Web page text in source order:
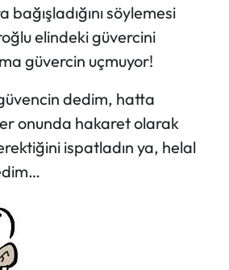
söylemesi
elindeki güvercini
güvercin uçmuyor!
dedim, hatta
onunda hakaret olarak
ispatladın ya, helal